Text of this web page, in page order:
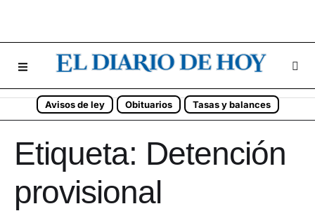
Avisos de ley Obituarios Tasas y balances
Etiqueta: Detención
provisional